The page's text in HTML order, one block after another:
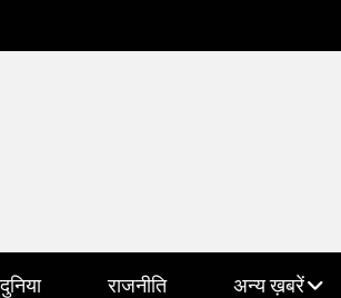
दुनिया राजनीति अन्य ख़बरें